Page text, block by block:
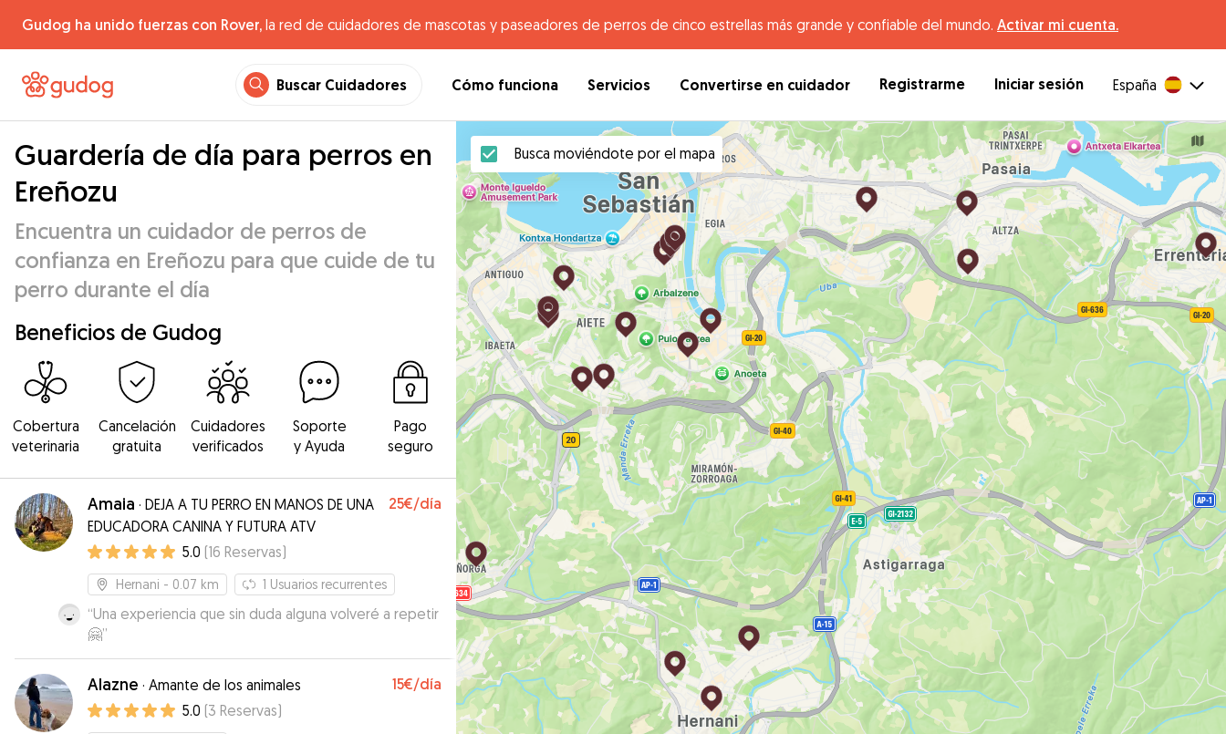
Gudog ha unido fuerzas con Rover, la red de cuidadores de mascotas y paseadores de perros de cinco estrellas más grande y confiable del mundo. Activar mi cuenta.
Buscar Cuidadores Cómo funciona Servicios Convertirse en cuidador Registrarme Iniciar sesión España
Guardería de día para perros en
Ereñozu
Encuentra un cuidador de perros de
confianza en Ereñozu para que cuide de tu
perro durante el día
Beneficios de Gudog
Cobertura
veterinaria
Cancelación
gratuita
Cuidadores
verificados
Soporte
y Ayuda
Pago
seguro
Amaia · DEJA A TU PERRO EN MANOS DE UNA
EDUCADORA CANINA Y FUTURA ATV
25€/día
5.0 (16 Reservas)
Hernani - 0.07 km 1 Usuarios recurrentes
“Una experiencia que sin duda alguna volveré a repetir
🤗”
Alazne · Amante de los animales 15€/día
5.0 (3 Reservas)
Busca moviéndote por el mapa